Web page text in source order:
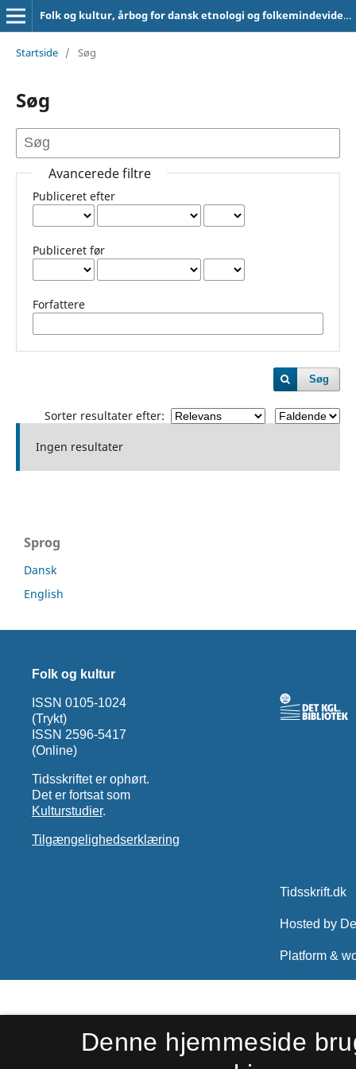
Folk og kultur, årbog for dansk etnologi og folkemindevidenskab
Startside / Søg
Søg
Avancerede filtre
Publiceret efter
Publiceret før
Forfattere
Søg
Sorter resultater efter:
Ingen resultater
Sprog
Dansk
English
Folk og kultur
ISSN 0105-1024
(Trykt)
ISSN 2596-5417
(Online)
Tidsskriftet er ophørt.
Det er fortsat som
Kulturstudier.
Tilgængelighedserklæring
Denne hjemmeside